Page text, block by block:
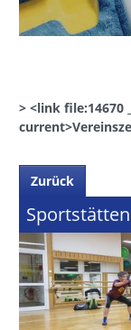
> <link file:14670
Zurück
Sportstätten